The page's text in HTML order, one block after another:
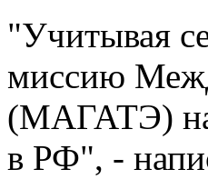
"Учитывая
миссию
(МАГАТЭ) на
в РФ", -